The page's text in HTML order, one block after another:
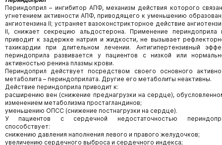
Периндоприл – ингибитор АПФ, механизм действия которого
угнетением активности АПФ, приводящего к уменьшению
ангиотензина II; устраняет вазоконстрикторное действие
II, снижает секрецию альдостерона. Применение периндоприла
приводит к задержке натрия и жидкости, не вызывает
тахикардии при длительном лечении. Антигипертензивный
периндоприла развивается у пациентов с низкой или
активностью ренина плазмы крови.
Периндоприл действует посредством своего основного
метаболита – периндоприлата. Другие его метаболиты неактивны.
Действие периндоприла приводит к:
расширению вен (снижение преднагрузки на сердце),
изменением метаболизма простагландинов;
уменьшению ОПСС (снижение постнагрузки на сердце).
У пациентов с сердечной недостаточностью
способствует:
снижению давления наполнения левого и правого желудочков;
увеличению сердечного выброса и сердечного индекса;